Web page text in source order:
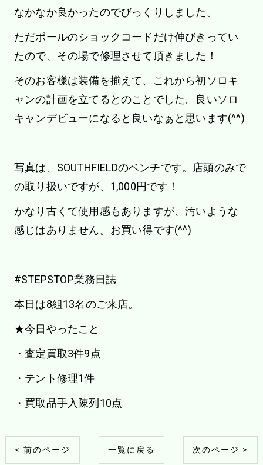
なかなか良かったのでびっくりしました。
ただポールのショックコードだけ伸びきってい
たので、その場で修理させて頂きました！
そのお客様は装備を揃えて、これから初ソロキ
ャンの計画を立てるとのことでした。良いソロ
キャンデビューになると良いなぁと思います(^^)
写真は、SOUTHFIELDのベンチです。店頭のみで
の取り扱いですが、1,000円です！
かなり古くて使用感もありますが、汚いような
感じはありません。お買い得です(^^)
#STEPSTOP業務日誌
本日は8組13名のご来店。
★今日やったこと
・査定買取3件9点
・テント修理1件
・買取品手入陳列10点
< 前のページ 一覧に戻る 次のページ >